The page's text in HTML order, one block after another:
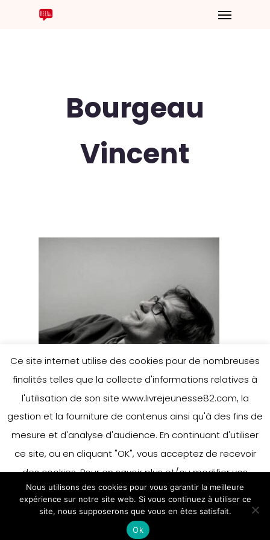
Bourgeau
Vincent
Ce site internet utilise des cookies pour de nombreuses
finalités telles que la collecte d'informations relatives à
l'utilisation de son site www.livrejeunesse82.com, la
gestion et la fourniture de contenus ainsi qu'à des fins de
mesure et d'analyse d'audience. En continuant d'utiliser
ce site, ou en cliquant "OK", vous acceptez de recevoir
des cookies. Pour en savoir plus et/ou modifier vos
préférences en matière de cookies, merci de vous référer
à notre politique sur les cookies.
Accepter
En savoir plus
Nous utilisons des cookies pour vous garantir la meilleure
expérience sur notre site web. Si vous continuez à utiliser ce
site, nous supposerons que vous en êtes satisfait.
Ok